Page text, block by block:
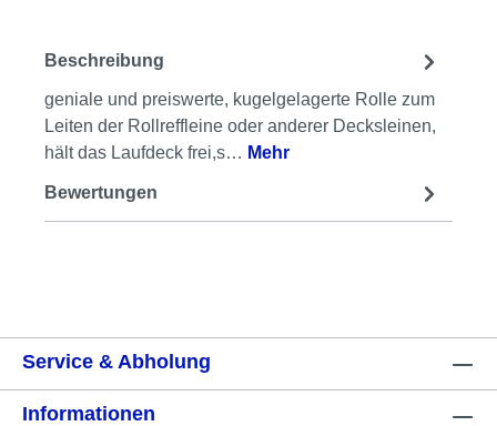
Beschreibung
geniale und preiswerte, kugelgelagerte Rolle zum
Leiten der Rollreffleine oder anderer Decksleinen,
hält das Laufdeck frei,s… Mehr
Bewertungen
Service & Abholung
Informationen